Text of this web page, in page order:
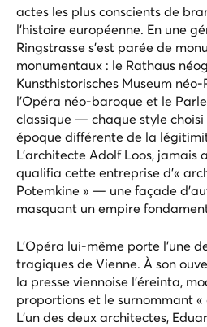
actes les plus conscients de
l'histoire européenne. En une
Ringstrasse s'est parée de
monumentaux : le Rathaus
Kunsthistorisches Museum néo-
l'Opéra néo-baroque et le
classique — chaque style choisi
époque différente de la
L'architecte Adolf Loos, jamais
qualifia cette entreprise d'«
Potemkine » — une façade
masquant un empire
L'Opéra lui-même porte l'une
tragiques de Vienne. À son
la presse viennoise l'éreinta,
proportions et le surnommant «
L'un des deux architectes,